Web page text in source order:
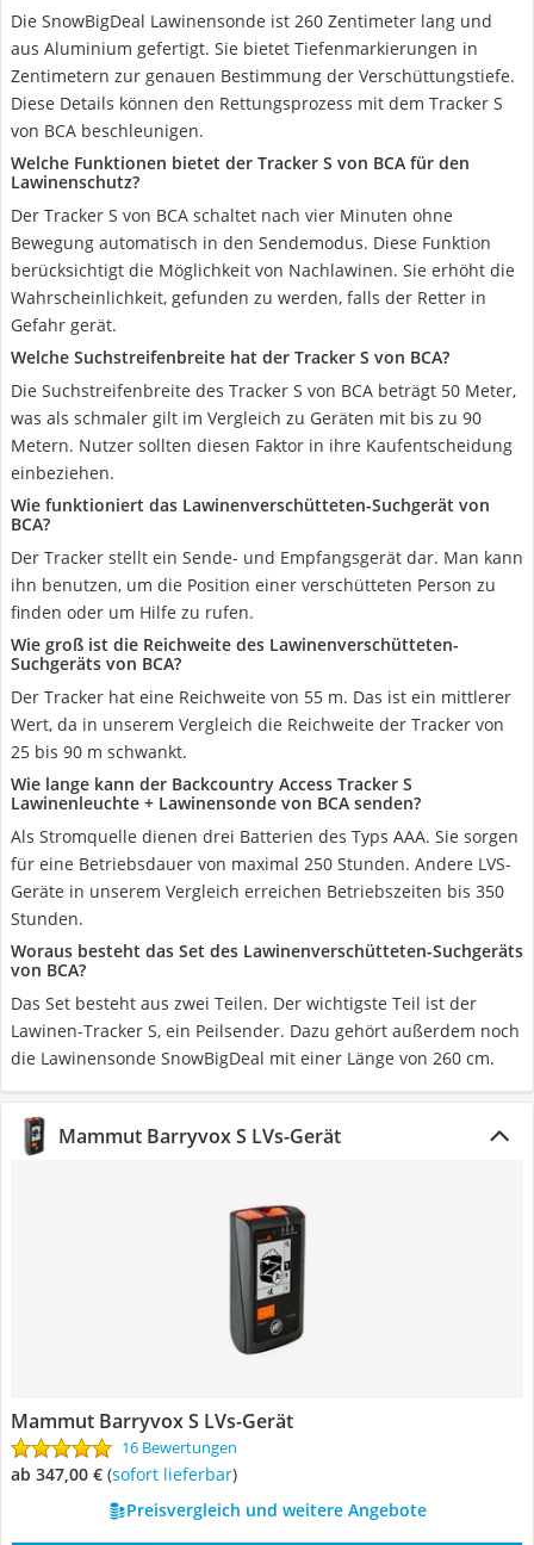
Die SnowBigDeal Lawinensonde ist 260 Zentimeter lang und
aus Aluminium gefertigt. Sie bietet Tiefenmarkierungen in
Zentimetern zur genauen Bestimmung der Verschüttungstiefe.
Diese Details können den Rettungsprozess mit dem Tracker S
von BCA beschleunigen.
Welche Funktionen bietet der Tracker S von BCA für den
Lawinenschutz?
Der Tracker S von BCA schaltet nach vier Minuten ohne
Bewegung automatisch in den Sendemodus. Diese Funktion
berücksichtigt die Möglichkeit von Nachlawinen. Sie erhöht die
Wahrscheinlichkeit, gefunden zu werden, falls der Retter in
Gefahr gerät.
Welche Suchstreifenbreite hat der Tracker S von BCA?
Die Suchstreifenbreite des Tracker S von BCA beträgt 50 Meter,
was als schmaler gilt im Vergleich zu Geräten mit bis zu 90
Metern. Nutzer sollten diesen Faktor in ihre Kaufentscheidung
einbeziehen.
Wie funktioniert das Lawinenverschütteten-Suchgerät von
BCA?
Der Tracker stellt ein Sende- und Empfangsgerät dar. Man kann
ihn benutzen, um die Position einer verschütteten Person zu
finden oder um Hilfe zu rufen.
Wie groß ist die Reichweite des Lawinenverschütteten-
Suchgeräts von BCA?
Der Tracker hat eine Reichweite von 55 m. Das ist ein mittlerer
Wert, da in unserem Vergleich die Reichweite der Tracker von
25 bis 90 m schwankt.
Wie lange kann der Backcountry Access Tracker S
Lawinenleuchte + Lawinensonde von BCA senden?
Als Stromquelle dienen drei Batterien des Typs AAA. Sie sorgen
für eine Betriebsdauer von maximal 250 Stunden. Andere LVS-
Geräte in unserem Vergleich erreichen Betriebszeiten bis 350
Stunden.
Woraus besteht das Set des Lawinenverschütteten-Suchgeräts
von BCA?
Das Set besteht aus zwei Teilen. Der wichtigste Teil ist der
Lawinen-Tracker S, ein Peilsender. Dazu gehört außerdem noch
die Lawinensonde SnowBigDeal mit einer Länge von 260 cm.
Mammut Barryvox S LVs-Gerät
Mammut Barryvox S LVs-Gerät
16 Bewertungen
ab 347,00 € ( Sofort lieferbar)
Preisvergleich und weitere Angebote